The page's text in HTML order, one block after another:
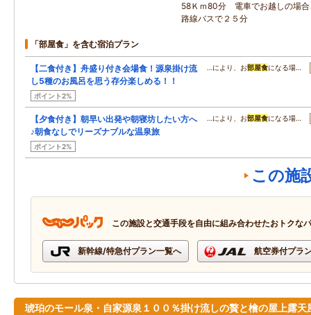
58Ｋｍ80分 電車でお越しの場合
路線バスで２５分
「部屋食」を含む宿泊プラン
【二食付き】舟盛り付き会場食！源泉掛け流
し5種のお風呂を思う存分楽しめる！！
ポイント2%
…により、お部屋食になる場…
【夕食付き】朝早い出発や朝寝坊したい方へ
♪朝食なしでリーズナブルな温泉旅
ポイント2%
…により、お部屋食になる場…
この施
この施設と交通手段を自由に組み合わせたおトクな
新幹線/特急付プラン一覧へ 航空券付プラ
琥珀のモール泉・自家源泉１００％掛け流しの贅と檜の屋上露天